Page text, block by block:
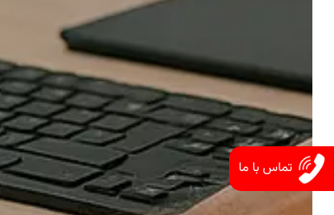
تماس با ما